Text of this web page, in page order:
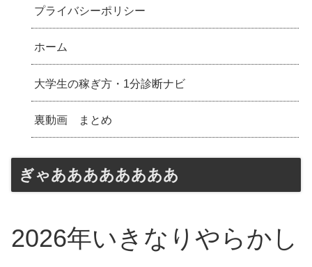
プライバシーポリシー
ホーム
大学生の稼ぎ方・1分診断ナビ
裏動画 まとめ
ぎゃああああああああ
2026年いきなりやらかし